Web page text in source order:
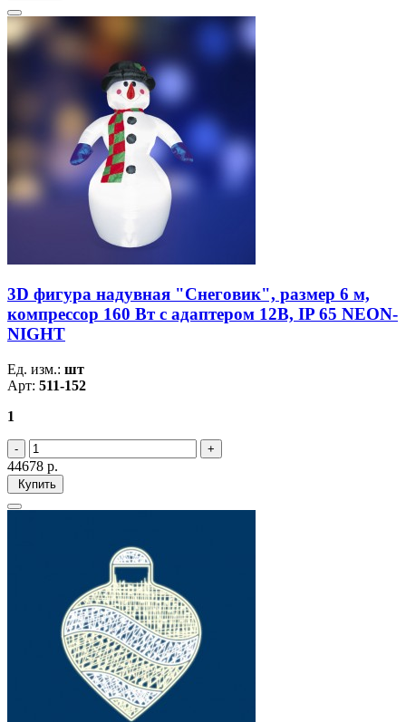
3D фигура надувная "Снеговик", размер 6 м,
компрессор 160 Вт с адаптером 12В, IP 65 NEON-
NIGHT
Ед. изм.: шт
Арт: 511-152
1
44678 р.
Купить